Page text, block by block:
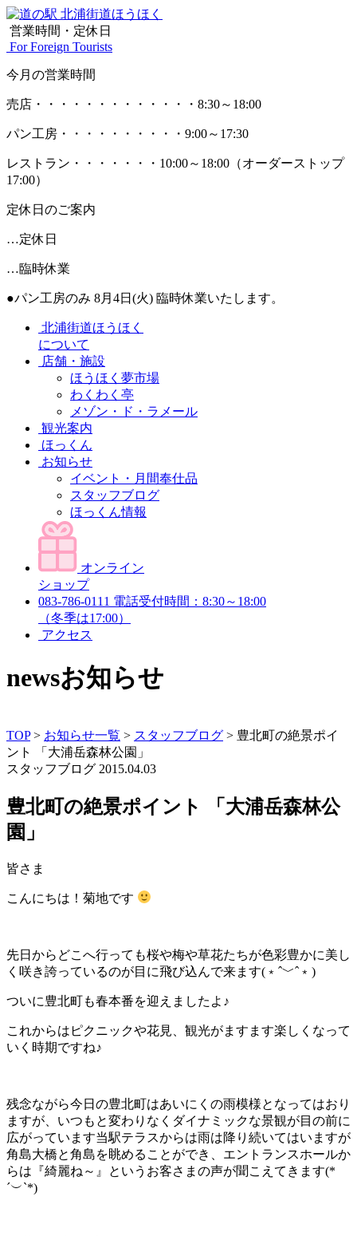
営業時間・定休日
For Foreign Tourists
今月の営業時間
売店 ・・・・・・・・・・・・・ 8:30～18:00
パン工房 ・・・・・・・・・・ 9:00～17:30
レストラン ・・・・・・・ 10:00～18:00 （オーダーストップ
17:00）
定休日のご案内
…定休日
…臨時休業
●パン工房のみ 8月4日(火) 臨時休業いたします。
北浦街道ほうほく
について
店舗・施設
ほうほく夢市場
わくわく亭
メゾン・ド・ラメール
観光案内
ほっくん
お知らせ
イベント・月間奉仕品
スタッフブログ
ほっくん情報
オンライン
ショップ
083-786-0111 電話受付時間：8:30～18:00
（冬季は17:00）
アクセス
newsお知らせ
TOP> お知らせ一覧 > スタッフブログ > 豊北町の絶景ポイ
ント 「大浦岳森林公園」
スタッフブログ 2015.04.03
豊北町の絶景ポイント 「大浦岳森林公
園」
皆さま
こんにちは！菊地です
先日からどこへ行っても桜や梅や草花たちが色彩豊かに美し
く咲き誇っているのが目に飛び込んで来ます(﹡ˆ﹀ˆ﹡)
ついに豊北町も春本番を迎えましたよ ♪
これからはピクニックや花見、観光がますます楽しくなって
いく時期ですね♪
残念ながら今日の豊北町はあいにくの雨模様となってはおり
ますが、いつもと変わりなくダイナミックな景観が目の前に
広がっています当駅テラスからは雨は降り続いてはいますが
角島大橋と角島を眺めることができ、エントランスホールか
らは『綺麗ね～』というお客さまの声が聞こえてきます(*
´︶`*)